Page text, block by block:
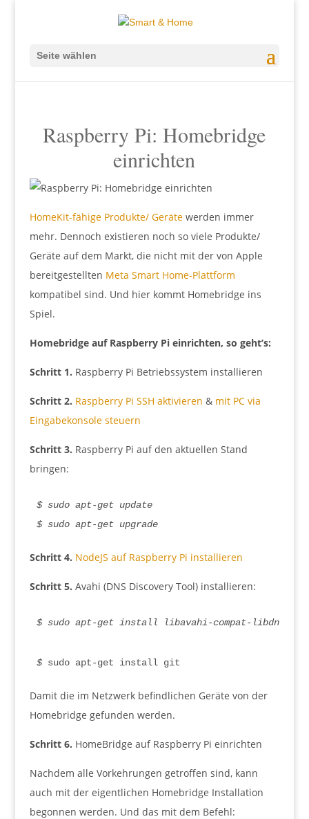
Seite wählen
Raspberry Pi: Homebridge
einrichten
HomeKit-fähige Produkte/ Gerätewerden immer
mehr. Dennoch existieren noch so viele Produkte/
Geräte auf dem Markt, die nicht mit der von Apple
bereitgestellten Meta Smart Home-Plattform
kompatibel sind. Und hier kommt Homebridge ins
Spiel.
Homebridge auf Raspberry Pi einrichten, so geht’s:
Schritt 1. Raspberry Pi Betriebssystem installieren
Schritt 2. Raspberry Pi SSH aktivieren & mit PC via
Eingabekonsole steuern
Schritt 3. Raspberry Pi auf den aktuellen Stand
bringen:
$ sudo apt-get update
$ sudo apt-get upgrade
Schritt 4. NodeJS auf Raspberry Pi installieren
Schritt 5. Avahi (DNS Discovery Tool) installieren:
$ sudo apt-get install libavahi-compat-libdnssd-
$ sudo apt-get install git
Damit die im Netzwerk befindlichen Geräte von der
Homebridge gefunden werden.
Schritt 6. HomeBridge auf Raspberry Pi einrichten
Nachdem alle Vorkehrungen getroffen sind, kann
auch mit der eigentlichen Homebridge Installation
begonnen werden. Und das mit dem Befehl: